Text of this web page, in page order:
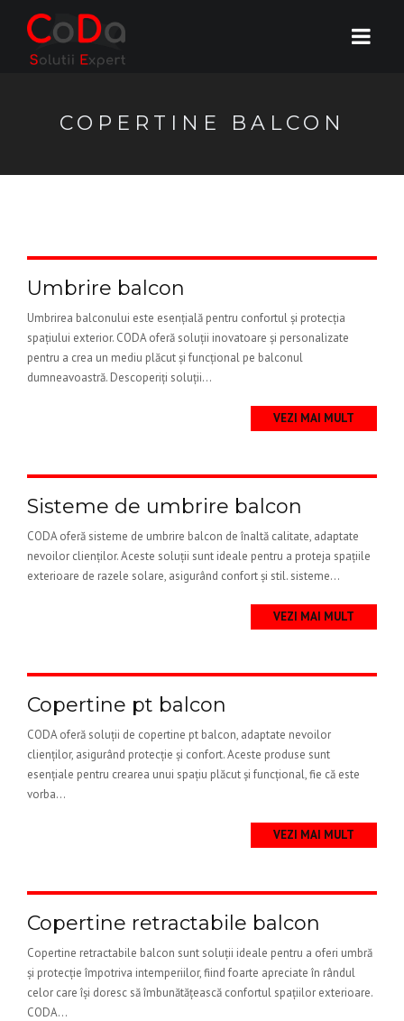
COPERTINE BALCON
Umbrire balcon
Umbrirea balconului este esențială pentru confortul și protecția
spațiului exterior. CODA oferă soluții inovatoare și personalizate
pentru a crea un mediu plăcut și funcțional pe balconul
dumneavoastră. Descoperiți soluții...
VEZI MAI MULT
Sisteme de umbrire balcon
CODA oferă sisteme de umbrire balcon de înaltă calitate, adaptate
nevoilor clienților. Aceste soluții sunt ideale pentru a proteja spațiile
exterioare de razele solare, asigurând confort și stil. sisteme...
VEZI MAI MULT
Copertine pt balcon
CODA oferă soluții de copertine pt balcon, adaptate nevoilor
clienților, asigurând protecție și confort. Aceste produse sunt
esențiale pentru crearea unui spațiu plăcut și funcțional, fie că este
vorba...
VEZI MAI MULT
Copertine retractabile balcon
Copertine retractabile balcon sunt soluții ideale pentru a oferi umbră
și protecție împotriva intemperiilor, fiind foarte apreciate în rândul
celor care își doresc să îmbunătățească confortul spațiilor exterioare.
CODA...